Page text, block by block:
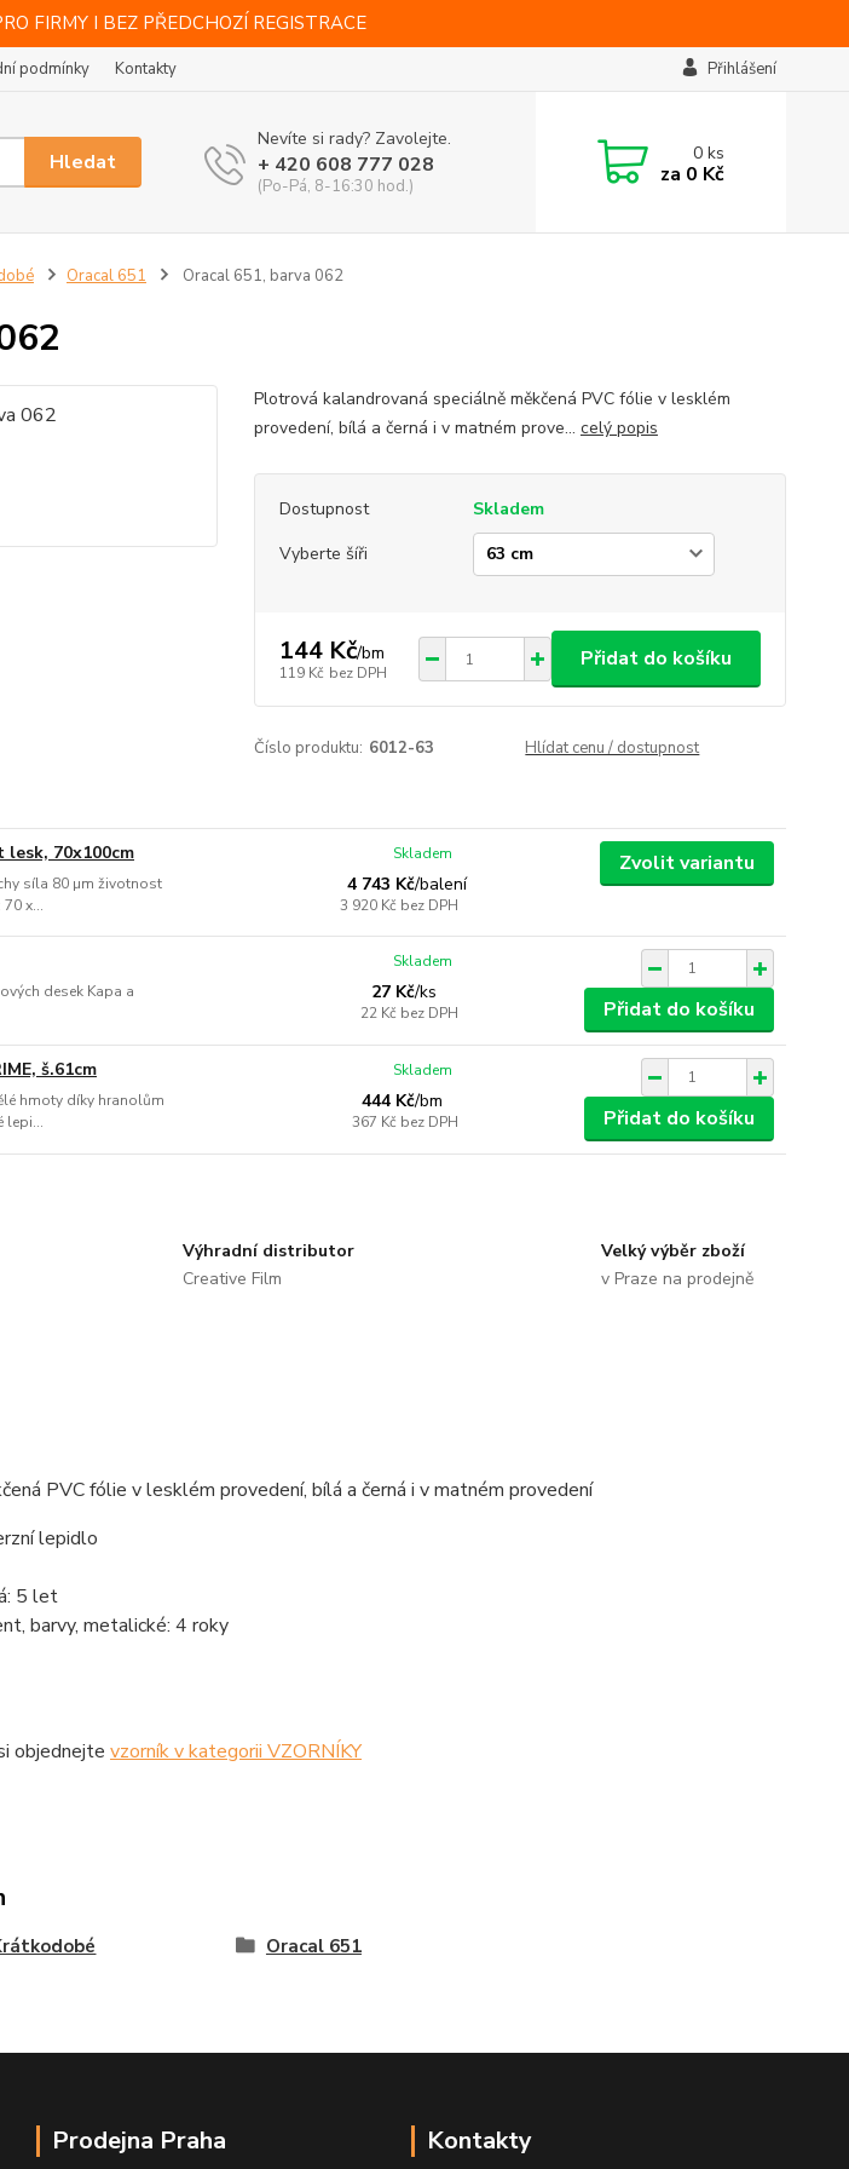
FIRMY I BEZ PŘEDCHOZÍ REGISTRACE
podmínky Kontakty Přihlášení
Hledat
Nevíte si rady? Zavolejte.
+ 420 608 777 028
(Po-Pá, 8-16:30 hod.)
0ks
za 0 Kč
Oracal 651 Oracal 651, barva 062
Plotrová kalandrovaná speciálně měkčená PVC fólie v lesklém
provedení, bílá a černá i v matném prove... celý popis
Dostupnost
Skladem
Vyberte šíři
144 Kč/bm
119 Kč bez DPH
Přidat do košíku
Číslo produktu: 6012-63 Hlídat cenu / dostupnost
70x100cm
síla 80 µm životnost
x...
4 743 Kč/balení
3 920 Kč bez DPH
Skladem Zvolit variantu
desek Kapa a
27 Kč/ks
22 Kč bez DPH
Skladem
Přidat do košíku
š.61cm
hmoty díky hranolům
lepi...
444 Kč/bm
367 Kč bez DPH
Skladem
Přidat do košíku
Výhradní distributor
Creative Film
Velký výběr zboží
v Praze na prodejně
PVC fólie v lesklém provedení, bílá a černá i v matném provedení
lepidlo
5 let
4 roky
objednejte vzorník v kategorii VZORNÍKY
Oracal 651
Prodejna Praha Kontakty